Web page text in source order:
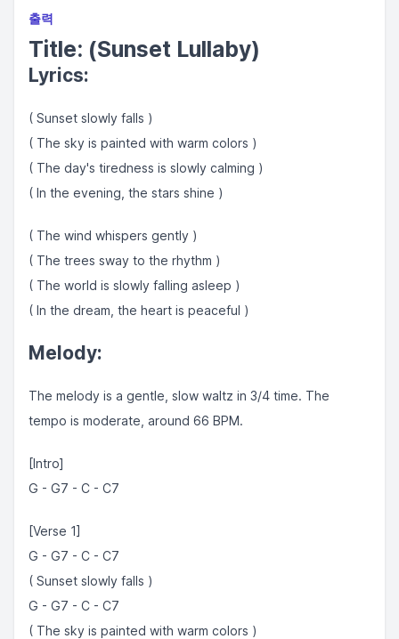
출력
Title: (Sunset Lullaby)
Lyrics:
( Sunset slowly falls )
( The sky is painted with warm colors )
( The day's tiredness is slowly calming )
( In the evening, the stars shine )
( The wind whispers gently )
( The trees sway to the rhythm )
( The world is slowly falling asleep )
( In the dream, the heart is peaceful )
Melody:
The melody is a gentle, slow waltz in 3/4 time. The
tempo is moderate, around 66 BPM.
[Intro]
G - G7 - C - C7
[Verse 1]
G - G7 - C - C7
( Sunset slowly falls )
G - G7 - C - C7
( The sky is painted with warm colors )